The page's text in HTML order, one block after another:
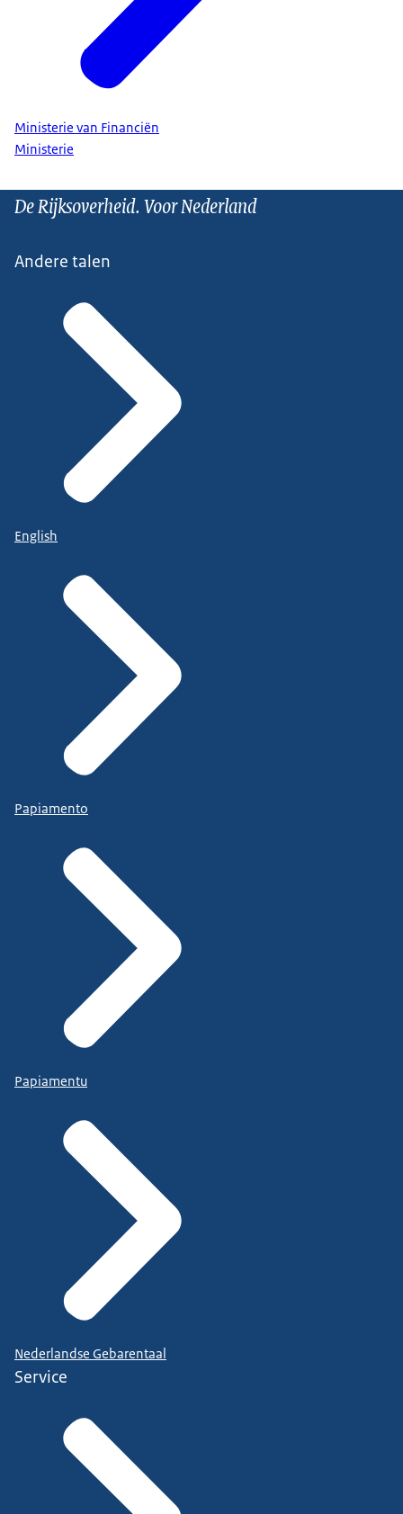
Ministerie van Financiën
Ministerie
De Rijksoverheid. Voor Nederland
Andere talen
English
Papiamento
Papiamentu
Nederlandse Gebarentaal
Service